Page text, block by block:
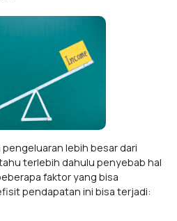
lebih besar dari
terlebih dahulu penyebab hal
faktor yang bisa
pendapatan ini bisa terjadi: